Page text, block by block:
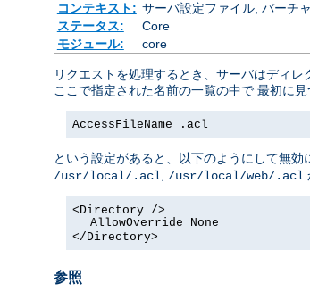
コンテキスト: サーバ設定ファイル, バーチ
ステータス:
Core
モジュール:
core
リクエストを処理するとき、サーバはディ
ここで指定された名前の一覧の中で 最初に
AccessFileName .acl
という設定があると、以下のようにして無
/usr/local/.acl, /usr/local/web/.acl
<Directory />
AllowOverride None
</Directory>
参照